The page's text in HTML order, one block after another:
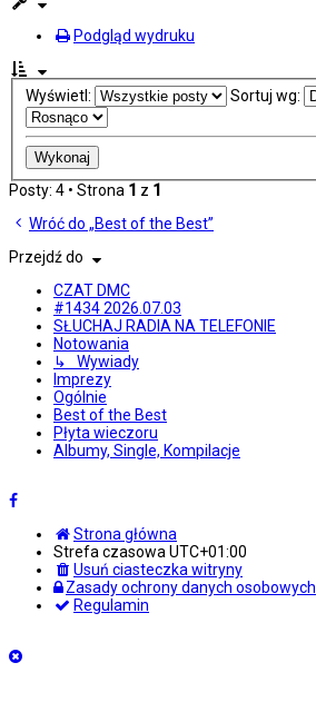
Podgląd wydruku
Wyświetl: Sortuj wg:
Posty: 4 • Strona 1 z 1
Wróć do „Best of the Best”
Przejdź do
CZAT DMC
#1434 2026.07.03
SŁUCHAJ RADIA NA TELEFONIE
Notowania
↳ Wywiady
Imprezy
Ogólnie
Best of the Best
Płyta wieczoru
Albumy, Single, Kompilacje
Strona główna
Strefa czasowa UTC+01:00
Usuń ciasteczka witryny
Zasady ochrony danych osobowych
Regulamin